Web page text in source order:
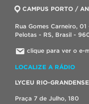
CAMPUS PORTO /
Rua Gomes Carneiro,
Pelotas - RS, Brasil -
clique para ver o e-
LOCALIZE A RÁDIO
LYCEU RIO-GRANDENSE
Praça 7 de Julho, 180